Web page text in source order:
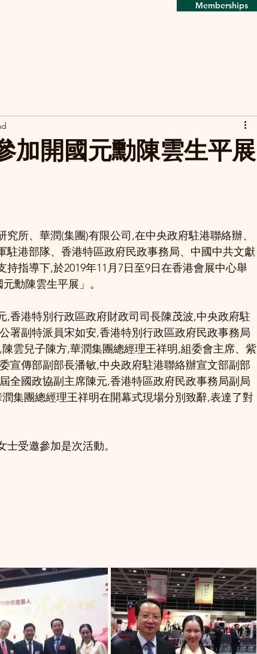
Memberships
加開國元勳陳雲生平展
所、華潤(集團)有限公司,在中央政府駐港聯絡辦、
駐港部隊、香港特區政府民政事務局、中國中共文獻
指導下,於2019年11月7日至9日在香港會展中心舉
勳陳雲生平展」。
,香港特別行政區政府財政司司長陳茂波,中央政府駐
署副特派員宋如安,香港特別行政區政府民政事務局
雲兒子陳方,華潤集團總經理王祥明,組委會主席、紫
宣傳部副部長潘敏,中央政府駐港聯絡辦宣文部副部
全國政協副主席陳元,香港特區政府民政事務局副局
集團總經理王祥明在開幕式現場分別致辭,表達了對
受邀參加是次活動。